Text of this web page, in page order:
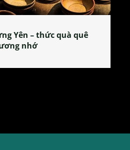
Yên – thức quà quê
nhớ